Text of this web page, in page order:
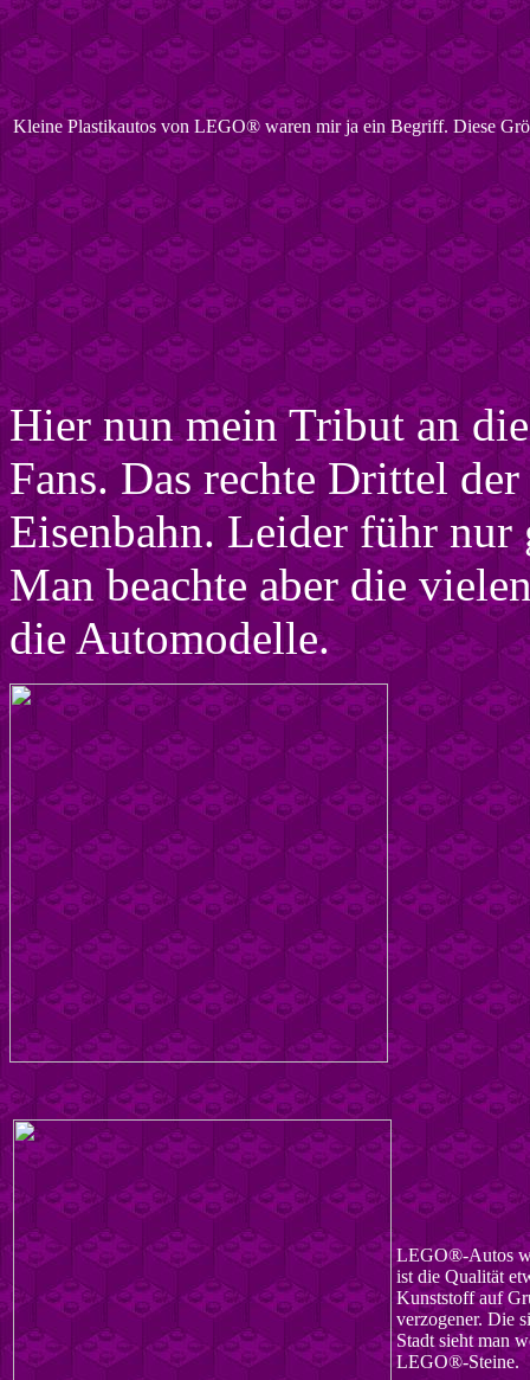
Kleine Plastikautos von LEGO® waren mir ja ein Begriff. Diese
Hier nun mein Tribut an
Fans. Das rechte Drittel
Eisenbahn. Leider führ
Man beachte aber die
die Automodelle.
LEGO®-Autos
ist die Qualität
Kunststoff auf
verzogener. Die
Stadt sieht man
LEGO®-Steine.